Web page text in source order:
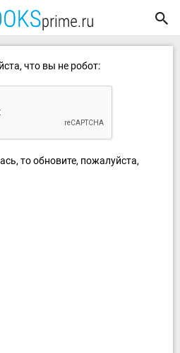
что вы не робот:
то обновите, пожалуйста,